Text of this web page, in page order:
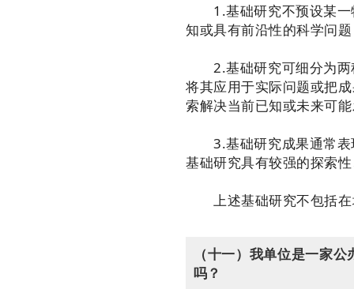
1.基础研究不预设某一
知或具有前沿性的科学问
2.基础研究可细分为两
将其应用于实际问题或把
索解决当前已知或未来可
3.基础研究成果通常表
基础研究具有较强的探索
上述基础研究不包括在
（十一）我单位是一家
吗？